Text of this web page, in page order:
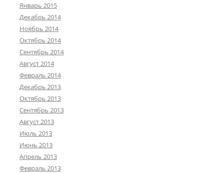
Январь 2015
Декабрь 2014
Ноябрь 2014
Октябрь 2014
Сентябрь 2014
Август 2014
Февраль 2014
Декабрь 2013
Октябрь 2013
Сентябрь 2013
Август 2013
Июль 2013
Июнь 2013
Апрель 2013
Февраль 2013